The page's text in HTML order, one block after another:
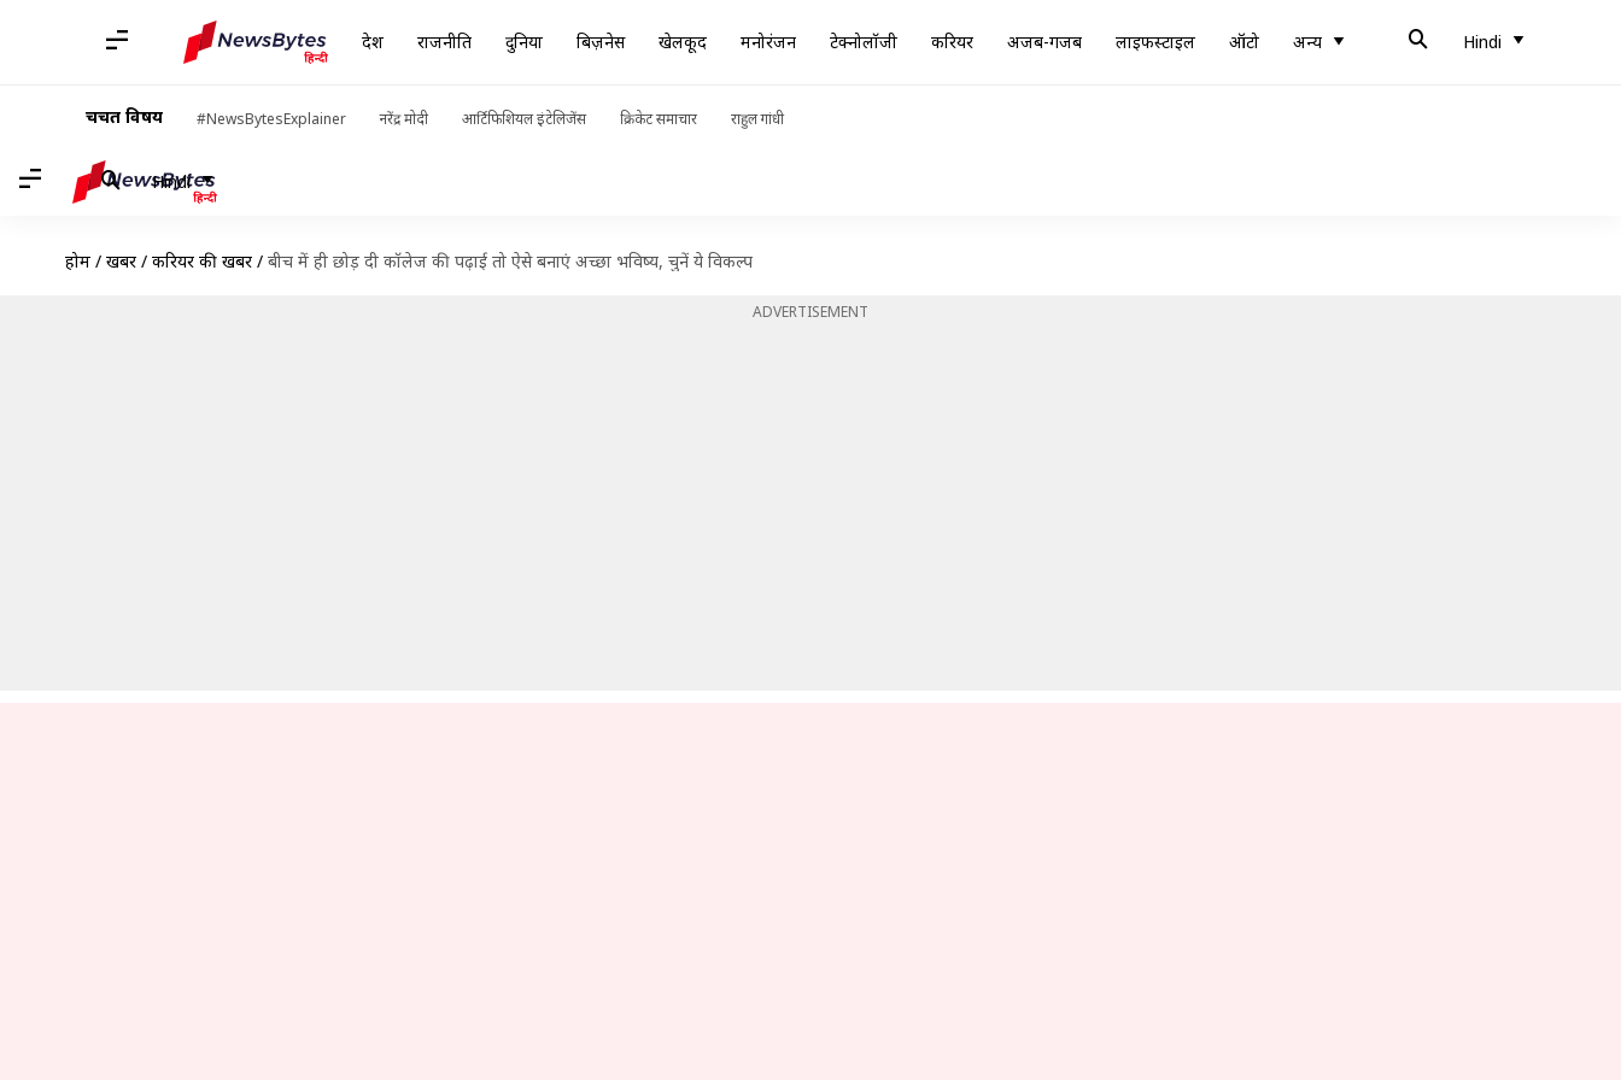
देश राजनीति दुनिया बिज़नेस खेलकूद मनोरंजन टेक्नोलॉजी करियर अजब-गजब लाइफस्टाइल ऑटो अन्य Hindi
चर्चित विषय #NewsBytesExplainer नरेंद्र मोदी आर्टिफिशियल इंटेलिजेंस क्रिकेट समाचार राहुल गांधी
Hindi
होम / खबरें / करियर की खबरें / बीच में ही छोड़ दी कॉलेज की पढ़ाई तो ऐसे बनाएं अच्छा भविष्य, चुनें ये विकल्प
ADVERTISEMENT